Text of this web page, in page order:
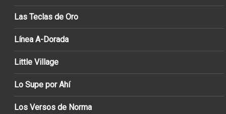
Las Teclas de Oro
Línea A-Dorada
Little Village
Lo Supe por Ahí
Los Versos de Norma